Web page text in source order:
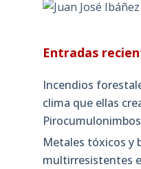
Entradas
Incendios
clima que ellas
Pirocumulonimbos
Metales tóxicos y
multirresistentes